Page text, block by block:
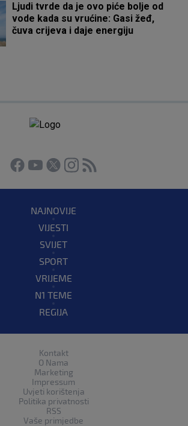
Ljudi tvrde da je ovo piće bolje od
vode kada su vrućine: Gasi žeđ,
čuva crijeva i daje energiju
NAJNOVIJE
VIJESTI
SVIJET
SPORT
VRIJEME
N1 TEME
REGIJA
Kontakt
O Nama
Marketing
Impressum
Uvjeti korištenja
Politika privatnosti
RSS
Vaše primjedbe